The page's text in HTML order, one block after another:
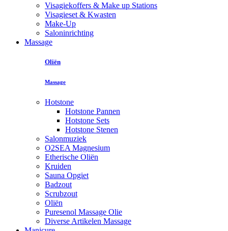
Visagiekoffers & Make up Stations
Visagieset & Kwasten
Make-Up
Saloninrichting
Massage
Oliën
Massage
Hotstone
Hotstone Pannen
Hotstone Sets
Hotstone Stenen
Salonmuziek
O2SEA Magnesium
Etherische Oliën
Kruiden
Sauna Opgiet
Badzout
Scrubzout
Oliën
Puresenol Massage Olie
Diverse Artikelen Massage